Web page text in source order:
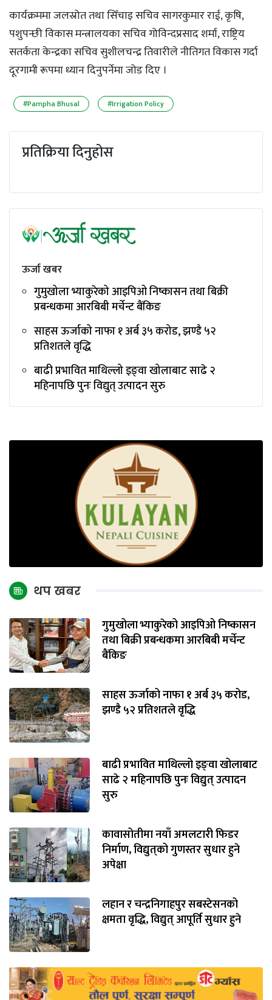
कार्यक्रममा जलस्रोत तथा सिँचाइ सचिव सागरकुमार राई, कृषि,
पशुपन्छी विकास मन्त्रालयका सचिव गोविन्दप्रसाद शर्मा, राष्ट्रिय
सतर्कता केन्द्रका सचिव सुशीलचन्द्र तिवारीले नीतिगत विकास गर्दा
दूरगामी रूपमा ध्यान दिनुपर्नेमा जोड दिए ।
#Pampha Bhusal #Irrigation Policy
प्रतिक्रिया दिनुहोस
ऊर्जा खबर
गुमुखोला भ्याकुरेको आइपिओ निष्कासन तथा बिक्री
प्रबन्धकमा आरबिबी मर्चेन्ट बैंकिङ
साहस ऊर्जाको नाफा १ अर्ब ३५ करोड, झण्डै ५२
प्रतिशतले वृद्धि
बाढी प्रभावित माथिल्लो इङ्‌वा खोलाबाट साढे २
महिनापछि पुनः विद्युत् उत्पादन सुरु
थप खबर
गुमुखोला भ्याकुरेको आइपिओ निष्कासन
तथा बिक्री प्रबन्धकमा आरबिबी मर्चेन्ट
बैंकिङ
साहस ऊर्जाको नाफा १ अर्ब ३५ करोड,
झण्डै ५२ प्रतिशतले वृद्धि
बाढी प्रभावित माथिल्लो इङ्‌वा खोलाबाट
साढे २ महिनापछि पुनः विद्युत् उत्पादन
सुरु
कावासोतीमा नयाँ अमलटारी फिडर
निर्माण, विद्युत्‌को गुणस्तर सुधार हुने
अपेक्षा
लहान र चन्द्रनिगाहपुर सबस्टेसनको
क्षमता वृद्धि, विद्युत् आपूर्ति सुधार हुने